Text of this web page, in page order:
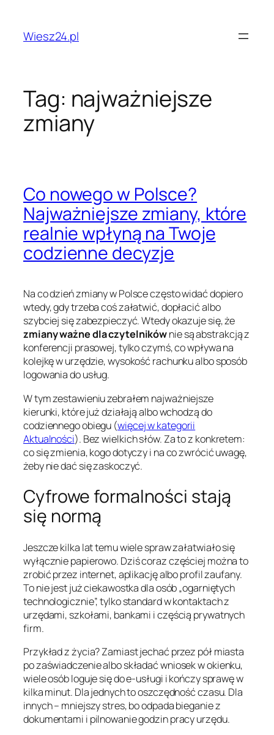
treściWiesz24.pl
Tag: najważniejsze
zmiany
Co nowego w Polsce?
Najważniejsze zmiany, które
realnie wpłyną na Twoje
codzienne decyzje
Na co dzień zmiany w Polsce często widać dopiero
wtedy, gdy trzeba coś załatwić, dopłacić albo
szybciej się zabezpieczyć. Wtedy okazuje się, że
zmiany ważne dla czytelnikównie są abstrakcją z
konferencji prasowej, tylko czymś, co wpływa na
kolejkę w urzędzie, wysokość rachunku albo sposób
logowania do usług.
W tym zestawieniu zebrałem najważniejsze
kierunki, które już działają albo wchodzą do
codziennego obiegu (więcej w kategorii
Aktualności). Bez wielkich słów. Za to z konkretem:
co się zmienia, kogo dotyczy i na co zwrócić uwagę,
żeby nie dać się zaskoczyć.
Cyfrowe formalności stają
się normą
Jeszcze kilka lat temu wiele spraw załatwiało się
wyłącznie papierowo. Dziś coraz częściej można to
zrobić przez internet, aplikację albo profil zaufany.
To nie jest już ciekawostka dla osób „ogarniętych
technologicznie”, tylko standard w kontaktach z
urzędami, szkołami, bankami i częścią prywatnych
firm.
Przykład z życia? Zamiast jechać przez pół miasta
po zaświadczenie albo składać wniosek w okienku,
wiele osób loguje się do e-usługi i kończy sprawę w
kilka minut. Dla jednych to oszczędność czasu. Dla
innych – mniejszy stres, bo odpada bieganie z
dokumentami i pilnowanie godzin pracy urzędu.